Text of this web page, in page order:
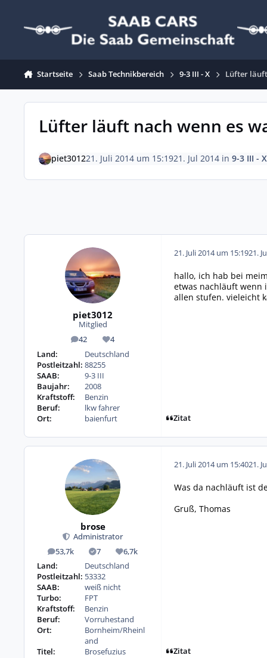
Startseite Saab Technikbereich 9-3 III - X Lüfter
Lüfter läuft nach wenn es
piet301221. Juli 2014 um 15:1921. Jul 2014in 9-3 III - X
piet3012
Mitglied
42
Beiträge 4
Reputation
Land:
Deutschland
Postleitzahl: 88255
SAAB:
9-3 III
Baujahr:
2008
Kraftstoff:
Benzin
Beruf:
lkw fahrer
Ort:
baienfurt
21. Juli 2014 um 15:1921.
hallo, ich hab bei
etwas nachläuft wenn
allen stufen. vieleicht
Zitat
brose
Administrator
53,7k
Beiträge 7
Lösungen6,7k
Reputation
Land:
Deutschland
Postleitzahl: 53332
SAAB:
weiß nicht
Turbo:
FPT
Kraftstoff:
Benzin
Beruf:
Vorruhestand
Ort:
Bornheim/Rheinl
and
Titel:
Brosefuzius
21. Juli 2014 um 15:4021.
Was da nachläuft ist
Gruß, Thomas
Zitat